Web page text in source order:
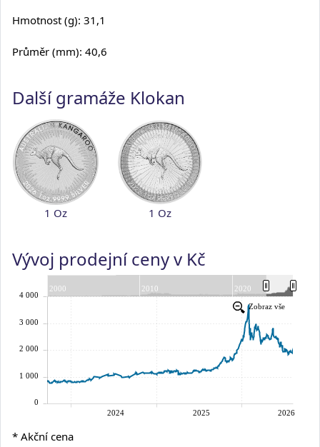
Hmotnost (g): 31,1
Průměr (mm): 40,6
Další gramáže Klokan
1 Oz 1 Oz
Vývoj prodejní ceny v Kč
* Akční cena